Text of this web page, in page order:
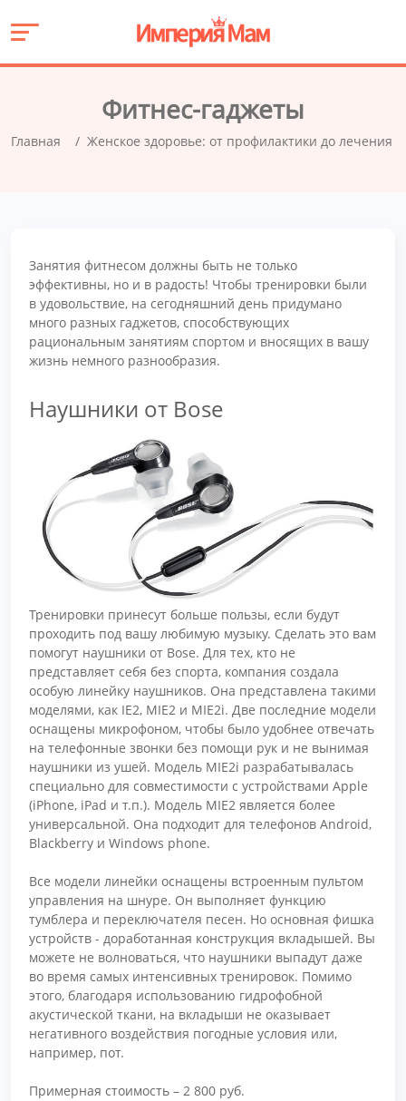
Фитнес-гаджеты
Главная Женское здоровье: от профилактики до лечения
Занятия фитнесом должны быть не только
эффективны, но и в радость! Чтобы тренировки были
в удовольствие, на сегодняшний день придумано
много разных гаджетов, способствующих
рациональным занятиям спортом и вносящих в вашу
жизнь немного разнообразия.
Наушники от Bose
Тренировки принесут больше пользы, если будут
проходить под вашу любимую музыку. Сделать это вам
помогут наушники от Bose. Для тех, кто не
представляет себя без спорта, компания создала
особую линейку наушников. Она представлена такими
моделями, как IE2, MIE2 и MIE2i. Две последние модели
оснащены микрофоном, чтобы было удобнее отвечать
на телефонные звонки без помощи рук и не вынимая
наушники из ушей. Модель MIE2i разрабатывалась
специально для совместимости с устройствами Apple
(iPhone, iPad и т.п.). Модель MIE2 является более
универсальной. Она подходит для телефонов Android,
Blackberry и Windows phone.
Все модели линейки оснащены встроенным пультом
управления на шнуре. Он выполняет функцию
тумблера и переключателя песен. Но основная фишка
устройств - доработанная конструкция вкладышей. Вы
можете не волноваться, что наушники выпадут даже
во время самых интенсивных тренировок. Помимо
этого, благодаря использованию гидрофобной
акустической ткани, на вкладыши не оказывает
негативного воздействия погодные условия или,
например, пот.
Примерная стоимость – 2 800 руб.